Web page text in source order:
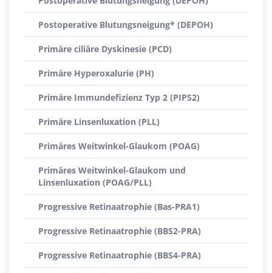
Postoperative Blutungsneigung* (DEPOH)
Primäre ciliäre Dyskinesie (PCD)
Primäre Hyperoxalurie (PH)
Primäre Immundefizienz Typ 2 (PIPS2)
Primäre Linsenluxation (PLL)
Primäres Weitwinkel-Glaukom (POAG)
Primäres Weitwinkel-Glaukom und
Linsenluxation (POAG/PLL)
Progressive Retinaatrophie (Bas-PRA1)
Progressive Retinaatrophie (BBS2-PRA)
Progressive Retinaatrophie (BBS4-PRA)